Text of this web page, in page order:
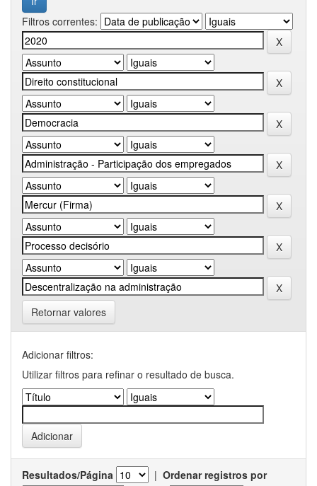
Filtros correntes:
Retornar valores
Adicionar filtros:
Utilizar filtros para refinar o resultado de busca.
Resultados/Página | Ordenar registros por